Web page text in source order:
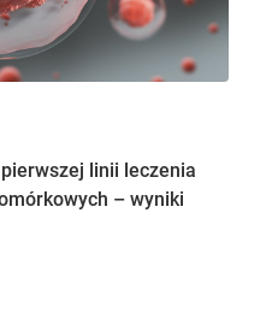
linii leczenia
– wyniki